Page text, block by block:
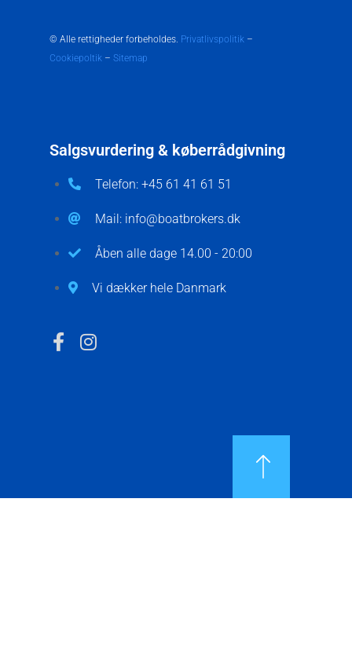
© Alle rettigheder forbeholdes. Privatlivspolitik–
Cookiepoltik– Sitemap
Salgsvurdering & køberrådgivning
Telefon: +45 61 41 61 51
Mail: info@boatbrokers.dk
Åben alle dage 14.00 - 20:00
Vi dækker hele Danmark